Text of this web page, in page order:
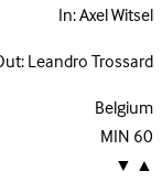
In:Axel Witsel
Leandro Trossard
Belgium
60
MIN
▲
▼